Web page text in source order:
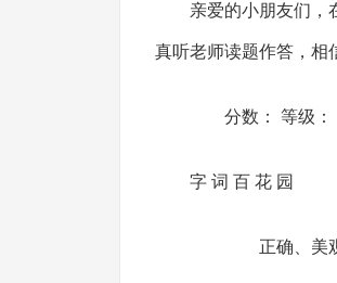
亲爱的小朋友们，
真听老师读题作答，相
分数： 等级：
字 词 百 花 园
正确、美观地